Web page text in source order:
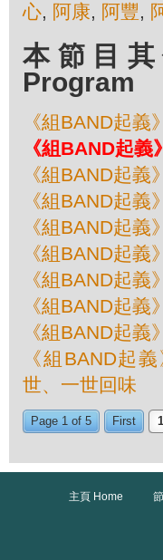
心, 阿康, 阿豐,
本節目
Program
《組BAND起義
《組BAND起
《組BAND起
《組BAND起
《組BAND起
《組BAND起
《組BAND起
《組BAND起
《組BAND起
《組BAND起
世、一世回味
Page 1 of 5 First 1
主頁 Home